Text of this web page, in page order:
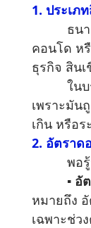
1. ประเภ
ธนาคาร
คอนโด ห
ธุรกิจ สิน
ในบรรด
เพราะมัน
เกิน หรือร
2. อัตราด
พอรู้ว่า
▪︎ อั
หมายถึง
เฉพาะช่ว